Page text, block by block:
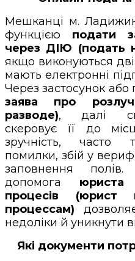
Мешканці м.
функцією подати
через ДІЮ (подать
якщо виконуються
мають електронні
Через застосунок або
заява про
разводе), далі
скеровує її до
зручність, часто
помилки, збій у
заповнення
допомога юриста
процесів (юрист
процессам)
недоліки й уникнути
Які документи